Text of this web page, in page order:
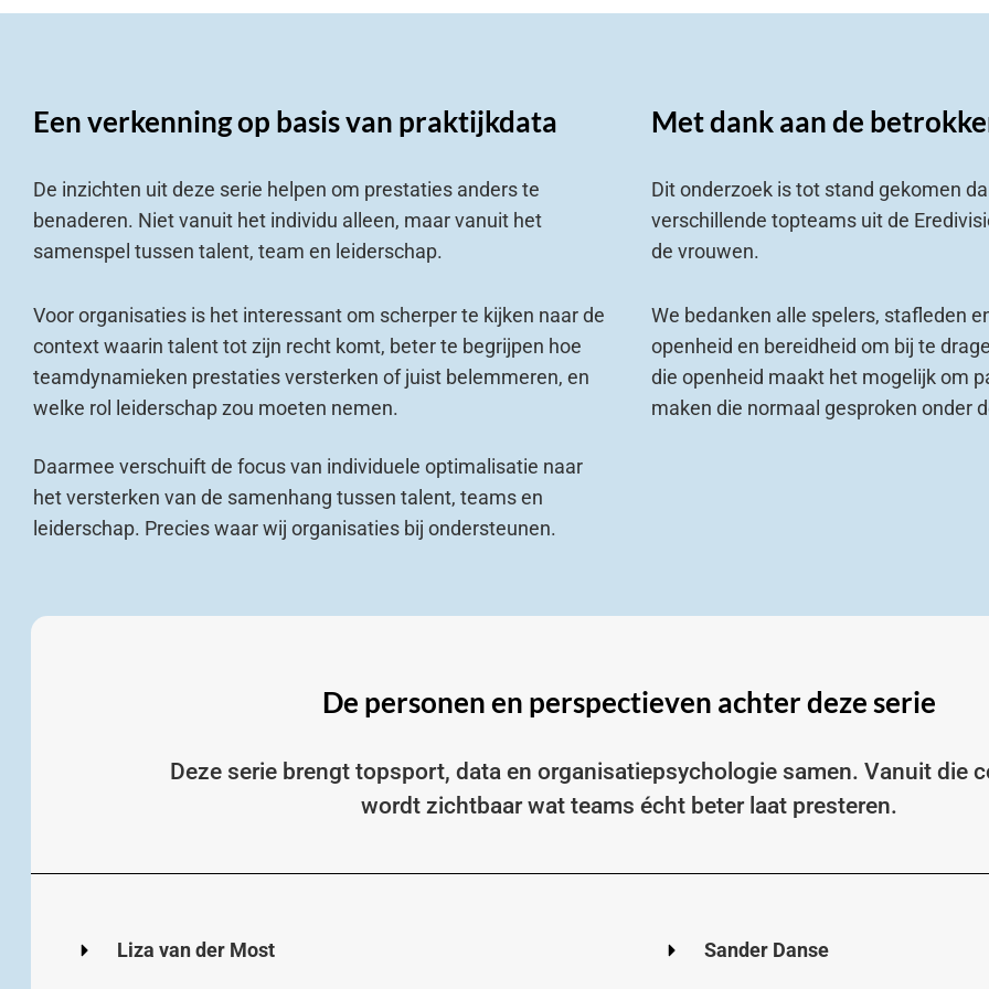
Een verkenning op basis van praktijkdata
De inzichten uit deze serie helpen om prestaties anders te
benaderen. Niet vanuit het individu alleen, maar vanuit het
samenspel tussen talent, team en leiderschap.
Voor organisaties is het interessant om scherper te kijken naar de
context waarin talent tot zijn recht komt, beter te begrijpen hoe
teamdynamieken prestaties versterken of juist belemmeren, en
welke rol leiderschap zou moeten nemen.
Daarmee verschuift de focus van individuele optimalisatie naar
het versterken van de samenhang tussen talent, teams en
leiderschap. Precies waar wij organisaties bij ondersteunen.
Met dank aan de
Dit onderzoek is tot stand gekomen
verschillende topteams uit de
de vrouwen.
We bedanken alle spelers, stafleden
openheid en bereidheid om bij te
die openheid maakt het mogelijk om
maken die normaal gesproken onder
De personen en perspectieven achter deze serie
Deze serie brengt topsport, data en organisatiepsychologie samen. Vanuit die
wordt zichtbaar wat teams écht beter laat presteren.
Liza van der Most Sander Danse